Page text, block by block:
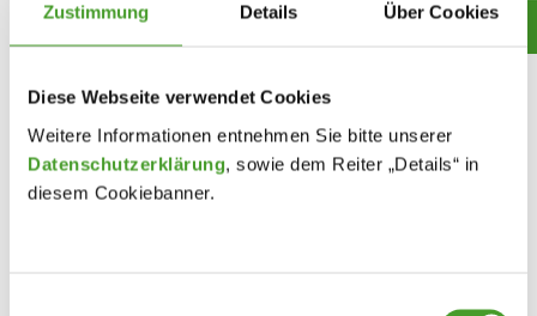
Zustimmung Details Über Cookies
Diese Webseite verwendet Cookies
Weitere Informationen entnehmen Sie bitte unserer
Datenschutzerklärung, sowie dem Reiter „Details“ in
diesem Cookiebanner.